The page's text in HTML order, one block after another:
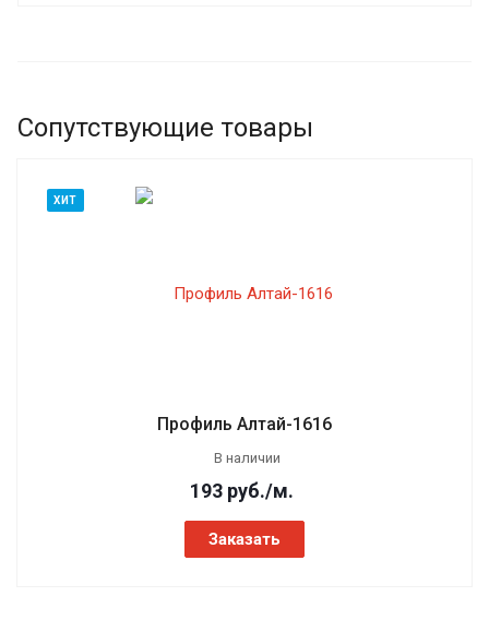
Сопутствующие товары
ХИТ
Профиль Алтай-1616
В наличии
193 руб./м.
Заказать